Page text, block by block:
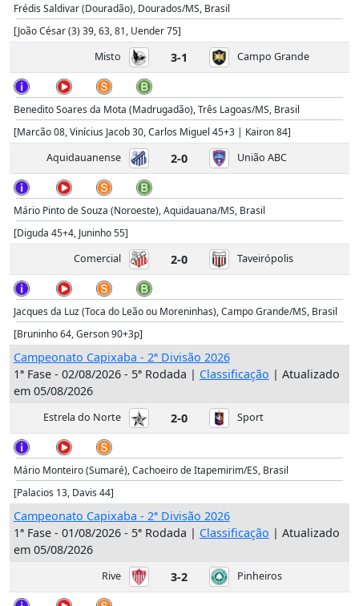
Frédis Saldivar (Douradão), Dourados/MS, Brasil
[João César (3) 39, 63, 81, Uender 75]
Misto
3-1 Campo Grande
Benedito Soares da Mota (Madrugadão), Três Lagoas/MS, Brasil
[Marcão 08, Vinícius Jacob 30, Carlos Miguel 45+3 | Kairon 84]
Aquidauanense
2-0 União ABC
Mário Pinto de Souza (Noroeste), Aquidauana/MS, Brasil
[Diguda 45+4, Juninho 55]
Comercial
2-0 Taveirópolis
Jacques da Luz (Toca do Leão ou Moreninhas), Campo Grande/MS, Brasil
[Bruninho 64, Gerson 90+3p]
Campeonato Capixaba - 2ª Divisão 2026
1ª Fase - 02/08/2026 - 5ª Rodada | Classificação | Atualizado
em 05/08/2026
Estrela do Norte 2-0 Sport
Mário Monteiro (Sumaré), Cachoeiro de Itapemirim/ES, Brasil
[Palacios 13, Davis 44]
Campeonato Capixaba - 2ª Divisão 2026
1ª Fase - 01/08/2026 - 5ª Rodada | Classificação | Atualizado
em 05/08/2026
Rive 3-2 Pinheiros